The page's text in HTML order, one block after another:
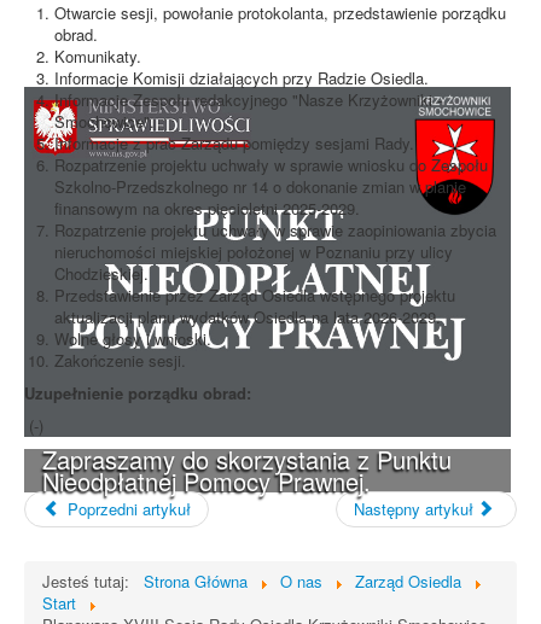
Zapraszamy do skorzystania z Punktu
Nieodpłatnej Pomocy Prawnej.
Otwarcie sesji, powołanie protokolanta, przedstawienie porządku
obrad.
Komunikaty.
Informacje Komisji działających przy Radzie Osiedla.
Informacje Zespołu redakcyjnego "Nasze Krzyżowniki -
Smochowice".
Informacje z prac Zarządu pomiędzy sesjami Rady.
Rozpatrzenie projektu uchwały w sprawie wniosku do Zespołu
Szkolno-Przedszkolnego nr 14 o dokonanie zmian w planie
finansowym na okres pięcioletni 2025-2029.
Rozpatrzenie projektu uchwały w sprawie zaopiniowania zbycia
nieruchomości miejskiej położonej w Poznaniu przy ulicy
Chodzieskiej.
Przedstawienie przez Zarząd Osiedla wstępnego projektu
aktualizacji planu wydatków Osiedla na lata 2026-2029.
Wolne głosy i wnioski.
Zakończenie sesji.
Uzupełnienie porządku obrad:
(-)
Poprzedni artykuł Następny artykuł
Jesteś tutaj: Strona Główna O nas
Zarząd Osiedla
Start